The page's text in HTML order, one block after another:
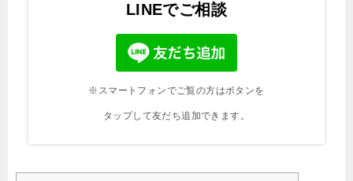
LINEでご相談
※スマートフォンでご覧の方はボタンを
タップして友だち追加できます。